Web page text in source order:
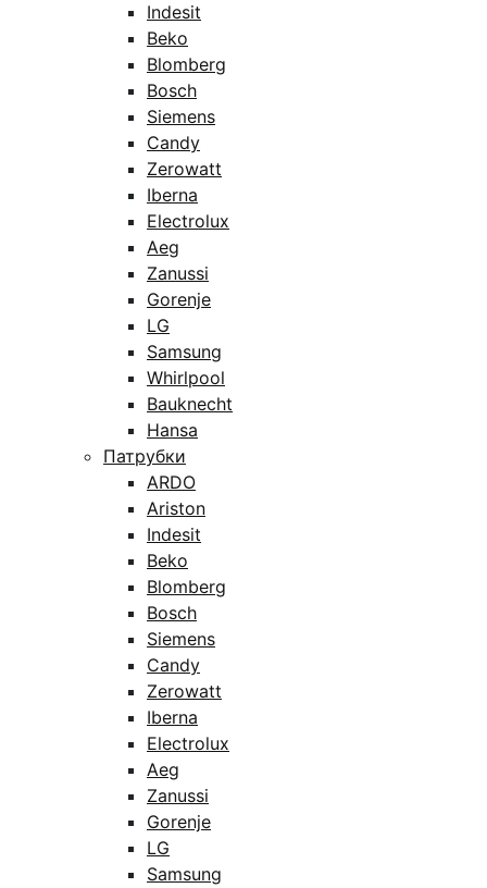
Indesit
Beko
Blomberg
Bosch
Siemens
Candy
Zerowatt
Iberna
Electrolux
Aeg
Zanussi
Gorenje
LG
Samsung
Whirlpool
Bauknecht
Hansa
Патрубки
ARDO
Ariston
Indesit
Beko
Blomberg
Bosch
Siemens
Candy
Zerowatt
Iberna
Electrolux
Aeg
Zanussi
Gorenje
LG
Samsung